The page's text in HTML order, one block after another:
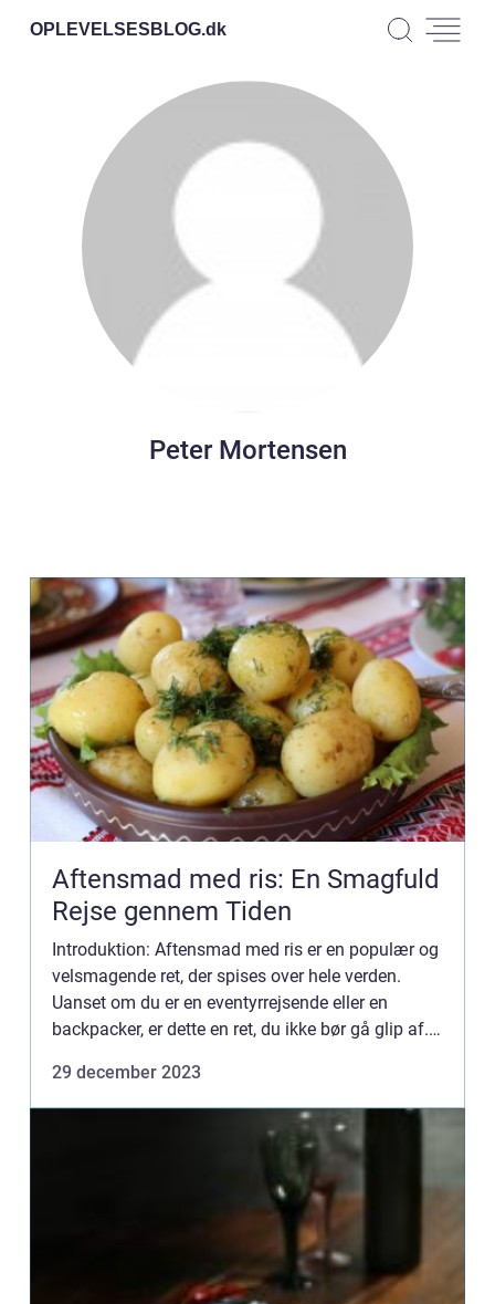
OPLEVELSESBLOG.dk
Peter Mortensen
Aftensmad med ris: En Smagfuld
Rejse gennem Tiden
Introduktion: Aftensmad med ris er en populær og
velsmagende ret, der spises over hele verden.
Uanset om du er en eventyrrejsende eller en
backpacker, er dette en ret, du ikke bør gå glip af.
klassiske a...
29 december 2023